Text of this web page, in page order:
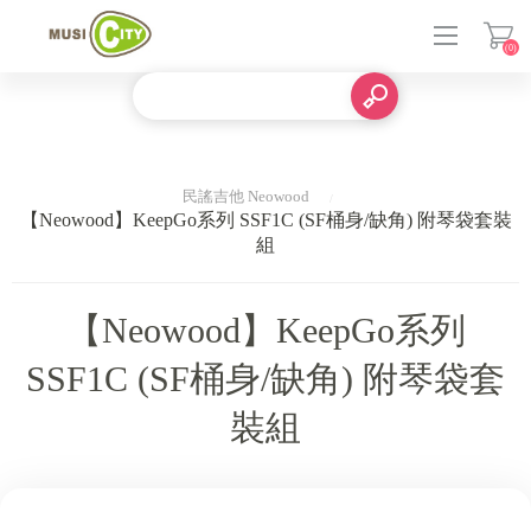
(0)
民謠吉他 Neowood
【Neowood】KeepGo系列 SSF1C (SF桶身/缺角) 附琴袋套裝
組
【Neowood】KeepGo系列
SSF1C (SF桶身/缺角) 附琴袋套
裝組